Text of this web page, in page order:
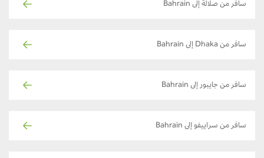
سافر من صلالة إلى Bahrain
سافر من Dhaka إلى Bahrain
سافر من جايبور إلى Bahrain
سافر من سراييفو إلى Bahrain